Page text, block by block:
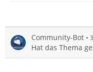
Community-Bot
Hat das Thema